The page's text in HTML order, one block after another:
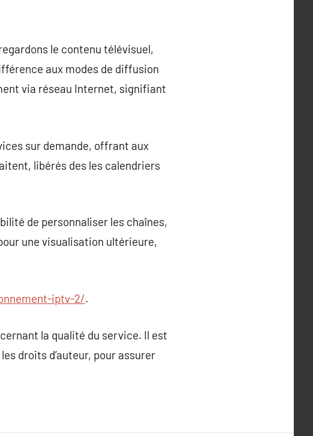
le contenu télévisuel,
aux modes de diffusion
via réseau Internet, signifiant
sur demande, offrant aux
libérés des les calendriers
de personnaliser les chaînes,
une visualisation ultérieure,
iptv-2/.
la qualité du service. Il est
droits d’auteur, pour assurer